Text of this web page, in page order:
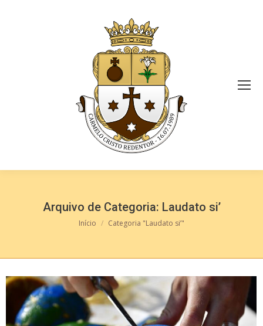
Arquivo de Categoria: Laudato si’
Você está aqui:
Início Categoria "Laudato si’"